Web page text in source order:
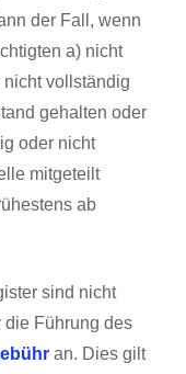
der Fall, wenn
a) nicht
vollständig
gehalten oder
oder nicht
mitgeteilt
ab
sind nicht
Führung des
an. Dies gilt